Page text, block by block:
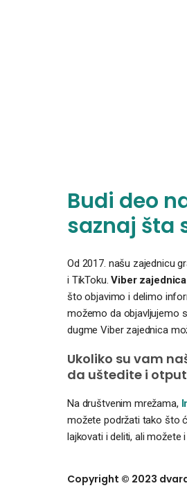
Budi deo
saznaj šta
Od 2017. našu zajednicu
i TikToku.Viber
što objavimo i delimo
možemo da objavljujemo
dugme Viber zajednica
Ukoliko su vam
da uštedite i
Na društvenim mrežama,
možete podržati tako što
lajkovati i deliti, ali možete
Copyright © 2023